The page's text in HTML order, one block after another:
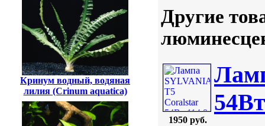
Кринум водный, водяная
лилия (Crinum aquatica)
Другие
1950 руб.